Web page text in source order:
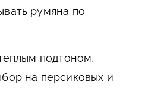
румяна по
подтоном,
на персиковых и